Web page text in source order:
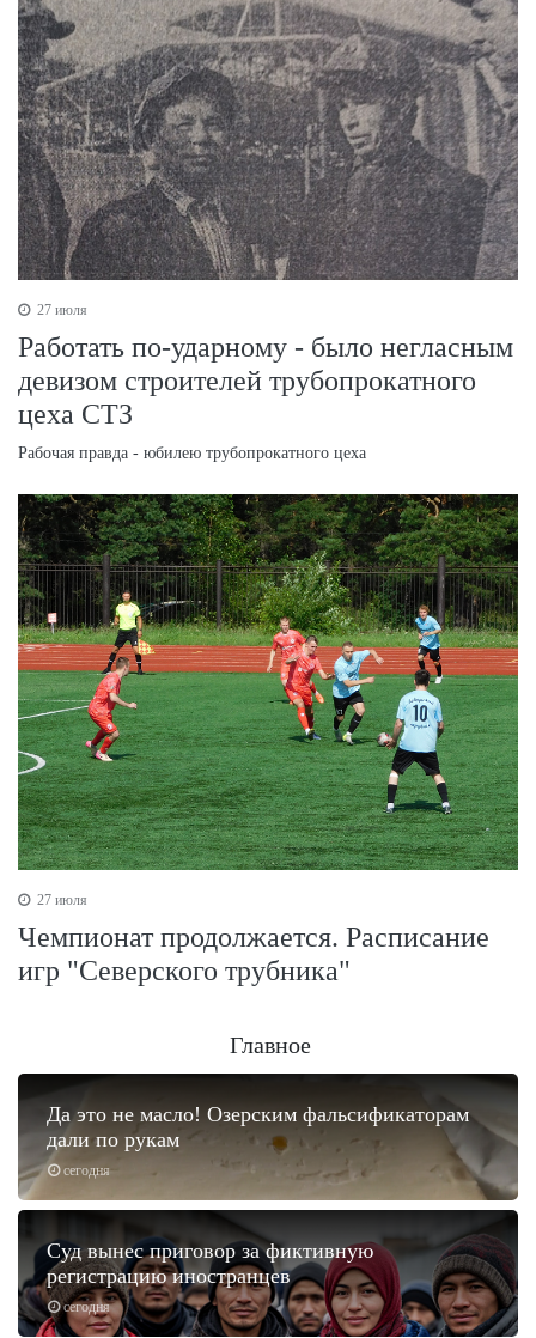
27 июля
Работать по-ударному - было негласным
девизом строителей трубопрокатного
цеха СТЗ
Рабочая правда - юбилею трубопрокатного цеха
27 июля
Чемпионат продолжается. Расписание
игр "Северского трубника"
Главное
сегодня
Да это не масло! Озерским фальсификаторам
дали по рукам
сегодня
Суд вынес приговор за фиктивную
регистрацию иностранцев